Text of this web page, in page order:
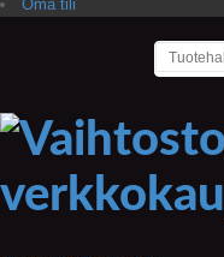
Oma tili